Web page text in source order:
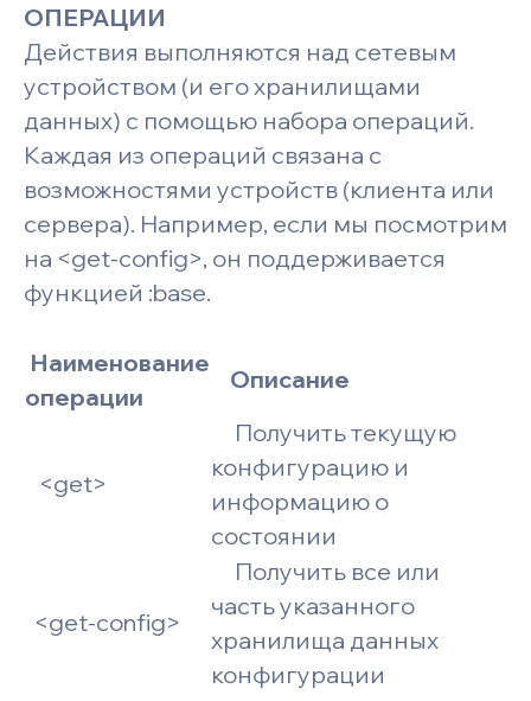
ОПЕРАЦИИ
Действия выполняются над сетевым
устройством (и его хранилищами
данных) с помощью набора операций.
Каждая из операций связана с
возможностями устройств (клиента или
сервера). Например, если мы посмотрим
на <get-config>, он поддерживается
функцией :base.
Наименование
операции
Описание
<get>
Получить текущую
конфигурацию и
информацию о
состоянии
<get-config>
Получить все или
часть указанного
хранилища данных
конфигурации